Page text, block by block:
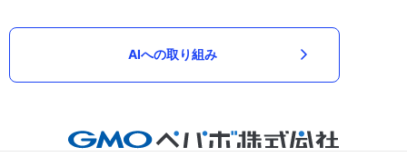
AIへの取り組み